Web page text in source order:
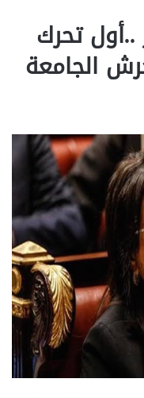
تحرك
الجامعة